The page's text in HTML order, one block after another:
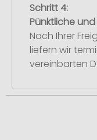
Schritt 4:
Pünktliche
Nach Ihrer
liefern wir
vereinbarten